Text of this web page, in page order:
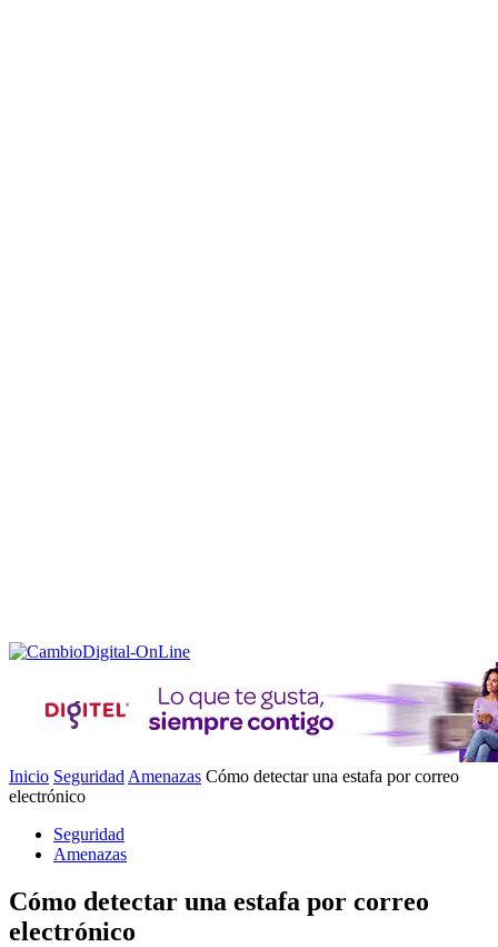
Inicio Seguridad Amenazas Cómo detectar una estafa por correo
electrónico
Seguridad
Amenazas
Cómo detectar una estafa por correo
electrónico